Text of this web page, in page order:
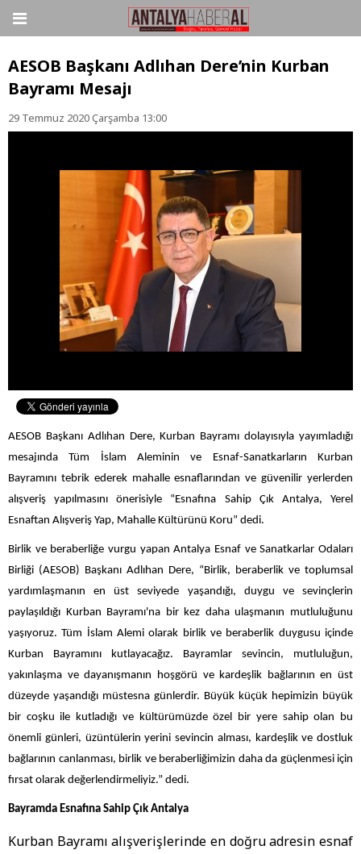
AESOB Başkanı Adlıhan Dere’nin Kurban
Bayramı Mesajı
29 Temmuz 2020 Çarşamba 13:00
AESOB Başkanı Adlıhan Dere, Kurban Bayramı dolayısıyla yayımladığı
mesajında Tüm İslam Aleminin ve Esnaf-Sanatkarların Kurban
Bayramını tebrik ederek mahalle esnaflarından ve güvenilir yerlerden
alışveriş yapılmasını önerisiyle “Esnafına Sahip Çık Antalya, Yerel
Esnaftan Alışveriş Yap, Mahalle Kültürünü Koru” dedi.
Birlik ve beraberliğe vurgu yapan Antalya Esnaf ve Sanatkarlar Odaları
Birliği (AESOB) Başkanı Adlıhan Dere, “Birlik, beraberlik ve toplumsal
yardımlaşmanın en üst seviyede yaşandığı, duygu ve sevinçlerin
paylaşıldığı Kurban Bayramı'na bir kez daha ulaşmanın mutluluğunu
yaşıyoruz. Tüm İslam Alemi olarak birlik ve beraberlik duygusu içinde
Kurban Bayramını kutlayacağız. Bayramlar sevincin, mutluluğun,
yakınlaşma ve dayanışmanın hoşgörü ve kardeşlik bağlarının en üst
düzeyde yaşandığı müstesna günlerdir. Büyük küçük hepimizin büyük
bir coşku ile kutladığı ve kültürümüzde özel bir yere sahip olan bu
önemli günleri, üzüntülerin yerini sevincin alması, kardeşlik ve dostluk
bağlarının canlanması, birlik ve beraberliğimizin daha da güçlenmesi için
fırsat olarak değerlendirmeliyiz.” dedi.
Bayramda Esnafına Sahip Çık Antalya
Kurban Bayramı alışverişlerinde en doğru adresin esnaf